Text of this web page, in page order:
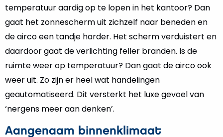
temperatuur aardig op te lopen in het kantoor? Dan
gaat het zonnescherm uit zichzelf naar beneden en
de airco een tandje harder. Het scherm verduistert en
daardoor gaat de verlichting feller branden. Is de
ruimte weer op temperatuur? Dan gaat de airco ook
weer uit. Zo zijn er heel wat handelingen
geautomatiseerd. Dit versterkt het luxe gevoel van
‘nergens meer aan denken’.
Aangenaam binnenklimaat